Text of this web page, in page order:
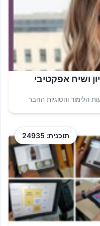
ושיח אפקטיבי
הלימוד והסוגיות החבר
תוכנית: 24935